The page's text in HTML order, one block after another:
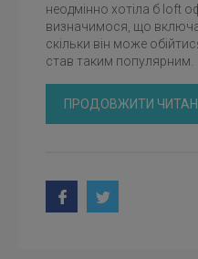
неодмінно хотіла б loft
визначимося, що
скільки він може
став таким популярним.
ПРОДОВЖИТИ